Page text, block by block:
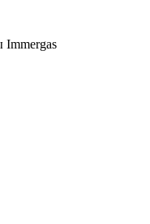
Immergas